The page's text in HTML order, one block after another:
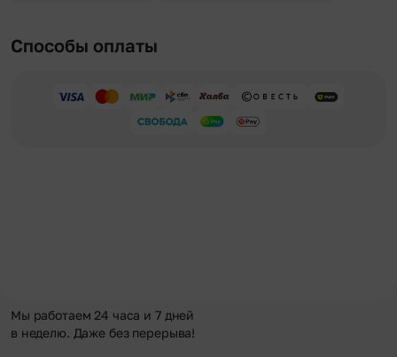
Способы оплаты
Мы работаем 24 часа и 7 дней
в неделю. Даже без перерыва!